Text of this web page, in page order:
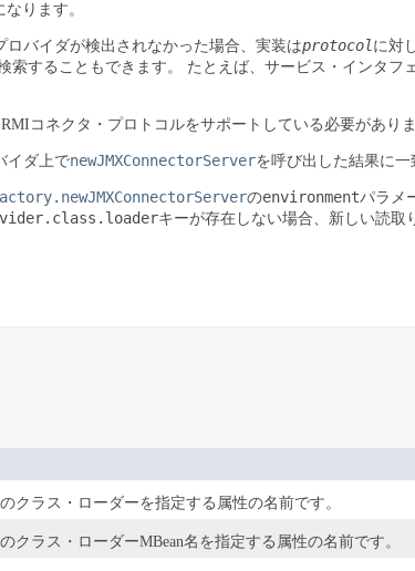
なります。
バイダが検出されなかった場合、実装はprotocol に対
索することもできます。 たとえば、サービス・インタフ
コネクタ・プロトコルをサポートしている必要がありま
イダ上でnewJMXConnectorServerを呼び出した結果に一
のenvironmentパラメ
キーが存在しない場合、新しい読取
クラス・ローダーを指定する属性の名前です。
クラス・ローダーMBean名を指定する属性の名前です。